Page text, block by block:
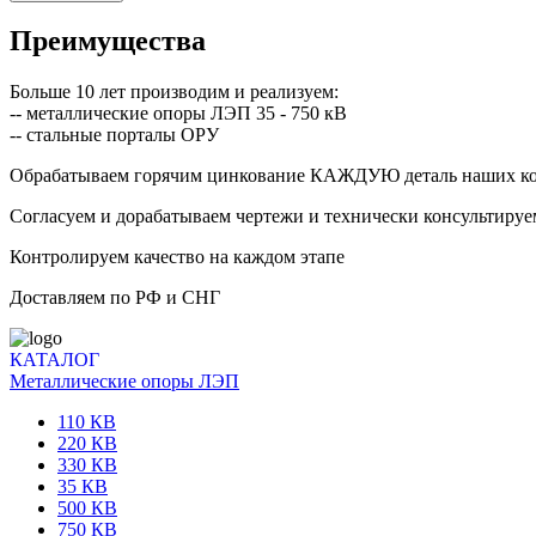
Преимущества
Больше 10 лет производим и реализуем:
-- металлические опоры ЛЭП 35 - 750 кВ
-- стальные порталы ОРУ
Обрабатываем горячим цинкование КАЖДУЮ деталь наших
Согласуем и дорабатываем чертежи и технически
Контролируем качество на каждом этапе
Доставляем по РФ и СНГ
КАТАЛОГ
Металлические опоры ЛЭП
110 КВ
220 КВ
330 КВ
35 КВ
500 КВ
750 КВ